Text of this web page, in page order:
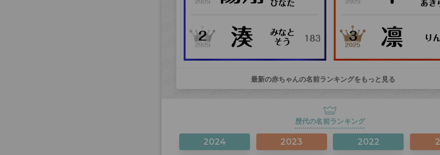
最新の赤ちゃんの名前ランキングをもっと見る
歴代の名前ランキング
2024 2023 2022